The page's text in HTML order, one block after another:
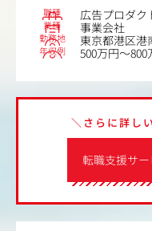
職種 広告プロダク
業種 事業会社
勤務地 東京都港区港
年収例 500万円～800
転職支援サー
＼さらに詳し